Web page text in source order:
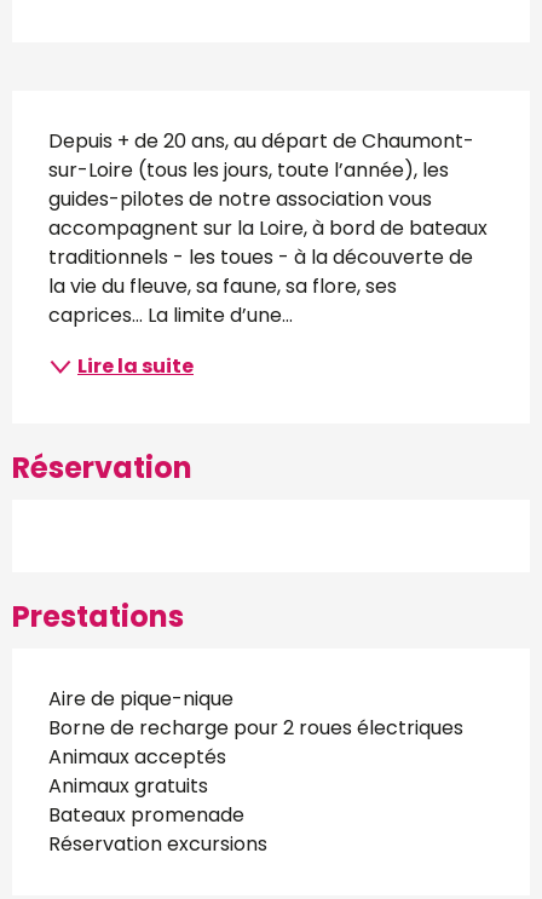
Description
Depuis + de 20 ans, au départ de Chaumont-
sur-Loire (tous les jours, toute l’année), les
guides-pilotes de notre association vous
accompagnent sur la Loire, à bord de bateaux
traditionnels - les toues - à la découverte de
la vie du fleuve, sa faune, sa flore, ses
caprices... La limite d’une...
Lire la suite
Réservation
Prestations
Aire de pique-nique
Borne de recharge pour 2 roues électriques
Animaux acceptés
Animaux gratuits
Bateaux promenade
Réservation excursions